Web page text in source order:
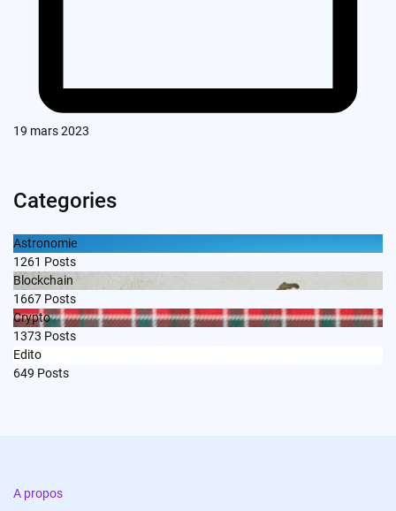
19 mars 2023
Categories
Astronomie
1261 Posts
Blockchain
1667 Posts
Crypto
1373 Posts
Edito
649 Posts
A propos